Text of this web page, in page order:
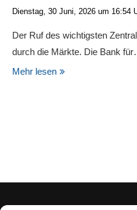
Dienstag, 30 Juni, 2026 um 16:54
Der Ruf des wichtigsten
durch die Märkte. Die Bank
Mehr lesen